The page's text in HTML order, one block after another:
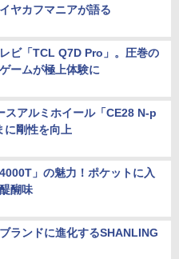
ヤカフマニアが語る
ビ「TCL Q7D Pro」。圧巻の
ームが極上体験に
スアルミホイール「CE28 N-p
に剛性を向上
」の魅力！ポケットに入
醐味
ランドに進化するSHANLING